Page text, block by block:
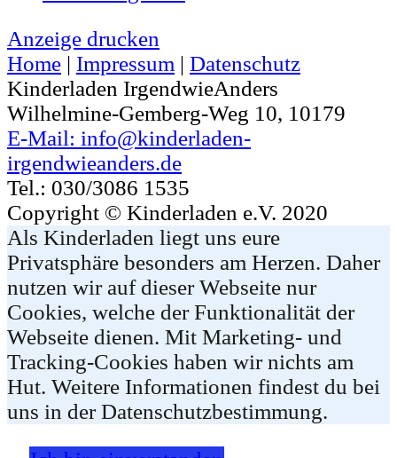
Anzeige drucken
Home | Impressum | Datenschutz
Kinderladen IrgendwieAnders
Wilhelmine-Gemberg-Weg 10, 10179
E-Mail: info@kinderladen-
irgendwieanders.de
Tel.: 030/3086 1535
Copyright © Kinderladen e.V. 2020
Als Kinderladen liegt uns eure
Privatsphäre besonders am Herzen. Daher
nutzen wir auf dieser Webseite nur
Cookies, welche der Funktionalität der
Webseite dienen. Mit Marketing- und
Tracking-Cookies haben wir nichts am
Hut. Weitere Informationen findest du bei
uns in der Datenschutzbestimmung.